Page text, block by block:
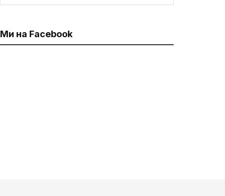
Ми на Facebook